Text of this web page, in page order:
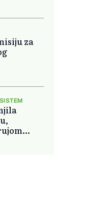
za